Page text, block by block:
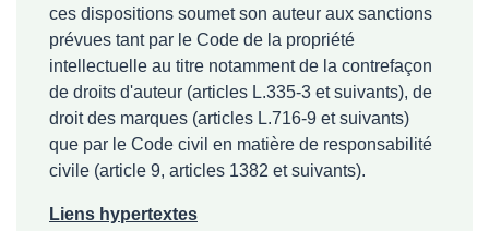
ces dispositions soumet son auteur aux sanctions
prévues tant par le Code de la propriété
intellectuelle au titre notamment de la contrefaçon
de droits d'auteur (articles L.335-3 et suivants), de
droit des marques (articles L.716-9 et suivants)
que par le Code civil en matière de responsabilité
civile (article 9, articles 1382 et suivants).
Liens hypertextes